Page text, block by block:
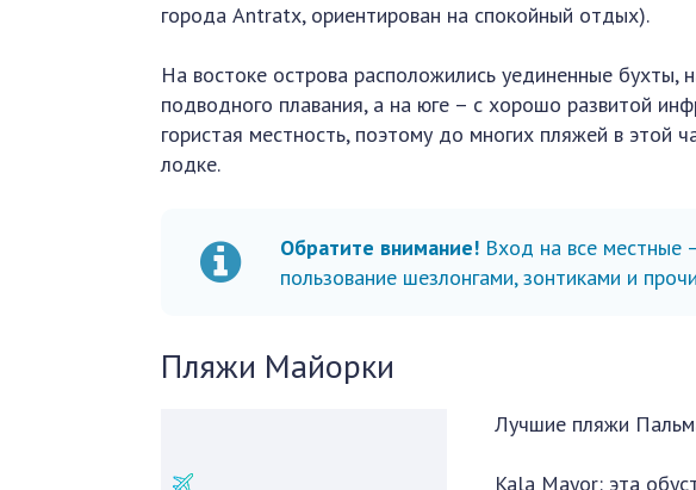
города Antratx, ориентирован на спокойный отдых).
На востоке острова расположились уединенные
подводного плавания, а на юге – с хорошо развитой
гористая местность, поэтому до многих пляжей в этой
лодке.
Обратите внимание! Вход на все местные
пользование шезлонгами, зонтиками и
Пляжи Майорки
Лучшие пляжи
Kala Mayor: эта